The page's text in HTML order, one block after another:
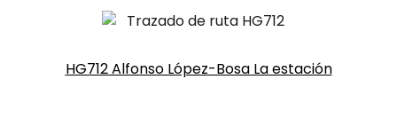
HG712 Alfonso López-Bosa La estación